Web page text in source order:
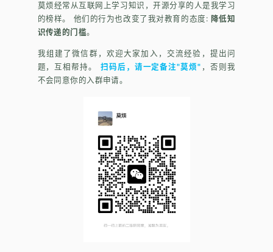
莫烦经常从互联网上学习知识，开源分享的人是我学习
的榜样。 他们的行为也改变了我对教育的态度: 降低知
识传递的门槛。
我组建了微信群，欢迎大家加入，交流经验，提出问
题，互相帮持。
扫码后，请一定备注"莫烦" ，否则我
不会同意你的入群申请。